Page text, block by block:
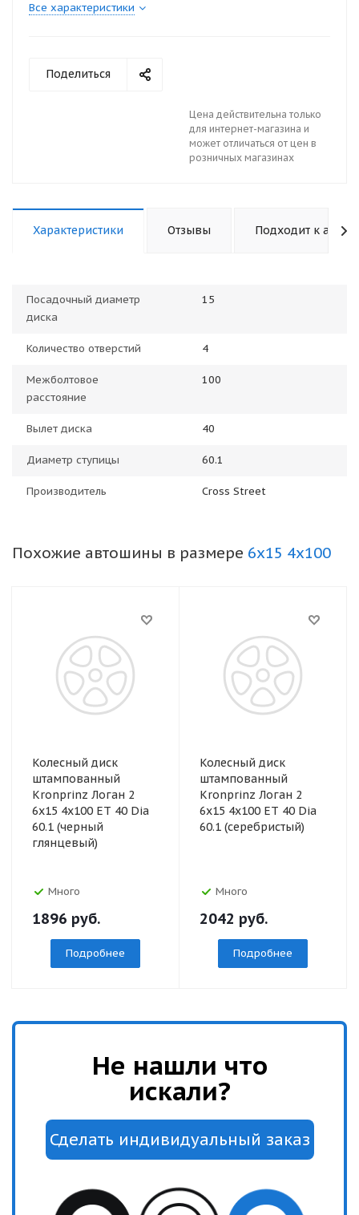
Все характеристики
Поделиться
Цена действительна только
для интернет-магазина и
может отличаться от цен в
розничных магазинах
Характеристики Отзывы Подходит к авто
Посадочный диаметр
диска
15
Количество отверстий 4
Межболтовое
расстояние
100
Вылет диска 40
Диаметр ступицы 60.1
Производитель Cross Street
Похожие автошины в размере 6x15 4x100
Колесный диск
штампованный
Kronprinz Логан 2
6x15 4x100 ET 40 Dia
60.1 (черный
глянцевый)
Много
1896 руб.
Подробнее
Колесный диск
штампованный
Kronprinz Логан 2
6x15 4x100 ET 40 Dia
60.1 (серебристый)
Много
2042 руб.
Подробнее
Не нашли что
искали?